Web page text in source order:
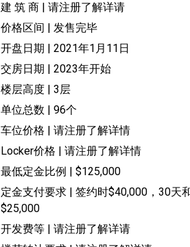
建 筑 商 | 请注册了解详请
价格区间 | 发售完毕
开盘日期 | 2021年1月11日
交房日期 | 2023年开始
楼层高度 | 3层
单位总数 | 96个
车位价格 | 请注册了解详情
Locker价格 | 请注册了解详情
最低定金比例 | $125,000
定金支付要求 | 签约时$40,000，30天
$25,000
开发费等 | 请注册了解详请